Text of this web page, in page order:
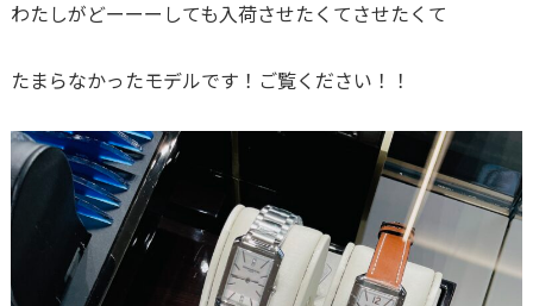
わたしがどーーーしても入荷させたくてさせたくて
たまらなかったモデルです！ご覧ください！！